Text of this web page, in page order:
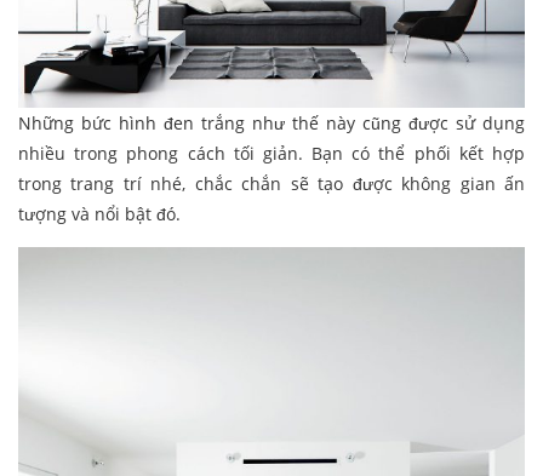
Những bức hình đen trắng như thế này cũng được sử dụng
nhiều trong phong cách tối giản. Bạn có thể phối kết hợp
trong trang trí nhé, chắc chắn sẽ tạo được không gian ấn
tượng và nổi bật đó.